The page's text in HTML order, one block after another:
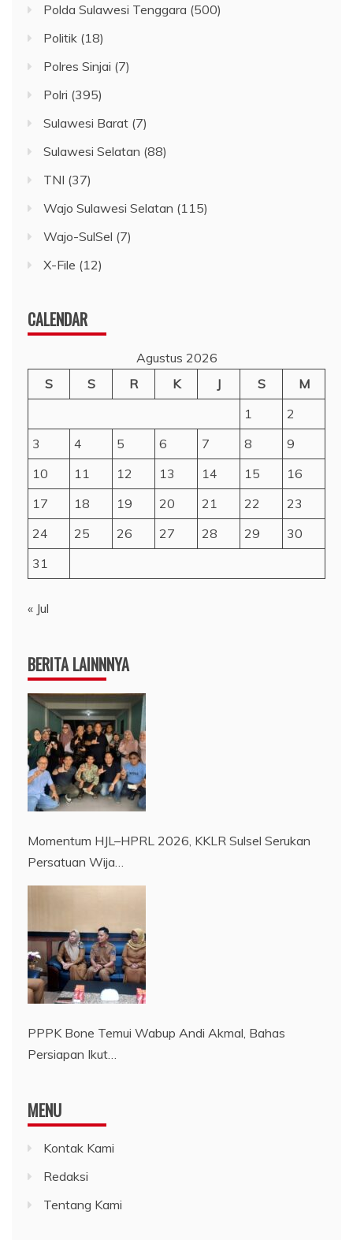
Polda Sulawesi Tenggara (500)
Politik (18)
Polres Sinjai (7)
Polri (395)
Sulawesi Barat (7)
Sulawesi Selatan (88)
TNI (37)
Wajo Sulawesi Selatan (115)
Wajo-SulSel (7)
X-File (12)
CALENDAR
Agustus 2026
S
S R K J S
M
1
2
3
4 5 6 7 8
9
10
11 12 13 14 15
16
17
18 19 20 21 22
23
24
25 26 27 28 29
30
31
« Jul
BERITA LAINNNYA
Momentum HJL–HPRL 2026, KKLR Sulsel Serukan
Persatuan Wija…
PPPK Bone Temui Wabup Andi Akmal, Bahas
Persiapan Ikut…
MENU
Kontak Kami
Redaksi
Tentang Kami